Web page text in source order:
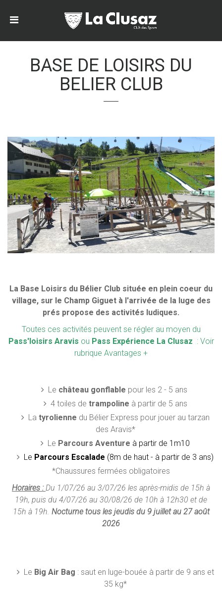
BASE DE LOISIRS DU
BELIER CLUB
La Base Loisirs du Bélier Club située en plein coeur du
village, sur le Champ Giguet à l'arrivée de la luge des
prés propose des activités ludiques.
Toutes ces activités peuvent se régler au moyen du
Pass'loisirs Aravis ou Pass Expérience La Clusaz : Voir
rubrique Avantages +
Le château gonflable pour les 2 - 5 ans
4 toiles de trampoline à partir de 5 ans
La tyrolienne du Bélier Express pour jouer au tarzan
des Aravis*
Le Parcours Aventure à partir de 1m10
Le Parcours Escalade (8m de haut - à partir de 3 ans)
*Chaussures fermées obligatoires
Horaires :Du 1/07/26 au 3/07/26 les après-midis de 15h à
19h, puis du 4/07/26 au 30/08/26 de 10h à 12h30 et de
15h à 19h. Nocturne tous les jeudis du 9 juillet au 27 août
2026
Le Big Air Bag : saut en luge-bouée à partir de 9 ans et
35 kg*